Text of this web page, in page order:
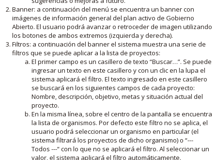
Banner: a continuación del menú se encuentra un banner con
imágenes de información general del plan activo de Gobierno
Abierto. El usuario podrá avanzar o retroceder de imagen utilizando
los botones de ambos extremos (izquierda y derecha).
Filtros: a continuación del banner el sistema muestra una serie de
filtros que se puede aplicar a la lista de proyectos:
El primer campo es un casillero de texto “Buscar…”. Se puede
ingresar un texto en este casillero y con un clic en la lupa el
sistema aplicará el filtro. El texto ingresado en este casillero
se buscará en los siguientes campos de cada proyecto:
Nombre, descripción, objetivo, metas y situación actual del
proyecto.
En la misma línea, sobre el centro de la pantalla se encuentra
la lista de organismos. Por defecto este filtro no se aplica, el
usuario podrá seleccionar un organismo en particular (el
sistema filtrará los proyectos de dicho organismo) o “---
Todos ---“ con lo que no se aplicará el filtro. Al seleccionar un
valor, el sistema aplicará el filtro automáticamente.